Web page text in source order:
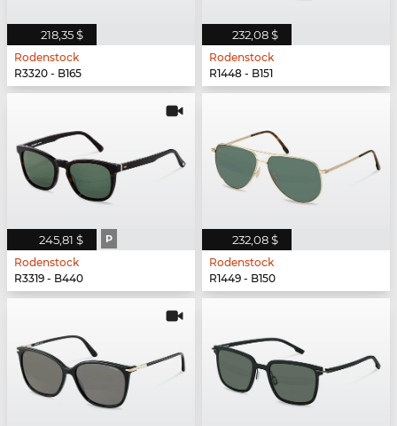
218,35 $
Rodenstock
R3320 - B165
232,08 $
Rodenstock
R1448 - B151
245,81 $ P
Rodenstock
R3319 - B440
232,08 $
Rodenstock
R1449 - B150